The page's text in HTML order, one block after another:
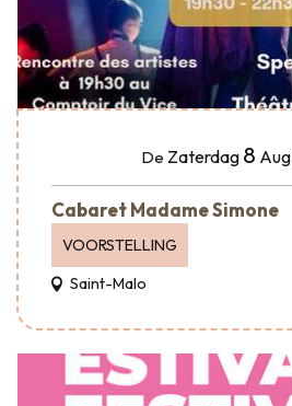
De Zaterdag 8 Aug
Cabaret Madame Simone
VOORSTELLING
Saint-Malo